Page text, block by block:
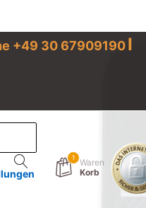
+49 30 67909190I
1
Waren
Korb